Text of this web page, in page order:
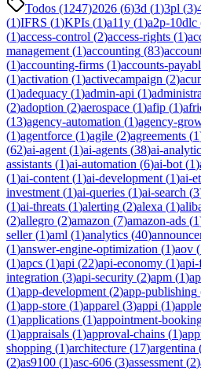
Todos (1247)2026 (6)3d (1)3pl (3)
(1)IFRS (1)KPIs (1)a11y (1)a2p-10dlc
(1)access-control (2)access-rights (1)
management (1)accounting (83)
(1)accounting-firms (1)accounts-
(1)activation (1)activecampaign (2)
(1)adequacy (1)admin-api (1)
(2)adoption (2)aerospace (1)afip (1)
(13)agency-automation (1)agency-
(1)agentforce (1)agile (2)agreements (1
(62)ai-agent (1)ai-agents (38)ai-
assistants (1)ai-automation (6)ai-bot (1)
(1)ai-content (1)ai-development (1)ai-
investment (1)ai-queries (1)ai-search (3
(1)ai-threats (1)alerting (2)alexa (1)
(2)allegro (2)amazon (7)amazon-ads (1
seller(1)aml (1)analytics (40)
(1)answer-engine-optimization (1)aov (
(1)apcs (1)api (22)api-economy (1)
integration (3)api-security (2)apm (1)
(1)app-development (2)app-publishing
(1)app-store (1)apparel (3)appi (1)
(1)applications (1)appointment-
(1)appraisals (1)approval-chains (1)
shopping (1)architecture (17)argentina
(2)as9100 (1)asc-606 (3)assessment (2)